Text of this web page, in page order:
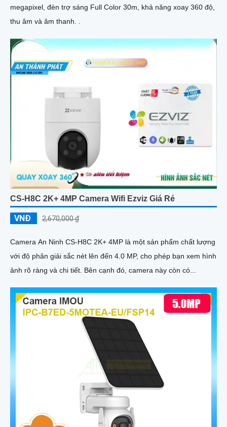
megapixel, đèn trợ sáng Full Color 30m, khả năng xoay 360 độ,
thu âm và âm thanh. .
CS-H8C 2K+ 4MP Camera Wifi Ezviz Giá Rẻ
VNĐ 2,670,000 ₫
Camera An Ninh CS-H8C 2K+ 4MP là một sản phẩm chất lượng
với độ phân giải sắc nét lên đến 4.0 MP, cho phép bạn xem hình
ảnh rõ ràng và chi tiết. Bên cạnh đó, camera này còn có...